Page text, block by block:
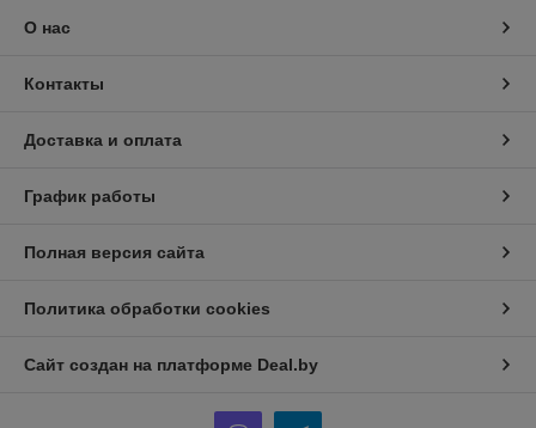
О нас
Контакты
Доставка и оплата
График работы
Полная версия сайта
Политика обработки cookies
Сайт создан на платформе Deal.by